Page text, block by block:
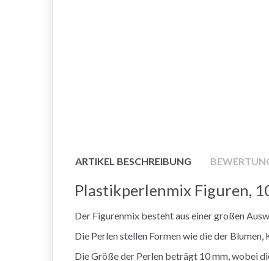
ARTIKEL BESCHREIBUNG
Plastikperlenmix Figuren,
Der Figurenmix besteht aus einer großen
Die Perlen stellen Formen wie die der
Die Größe der Perlen beträgt 10 mm, wobei